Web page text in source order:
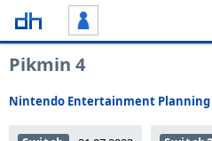
Pikmin 4
Nintendo Entertainment